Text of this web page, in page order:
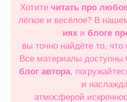
Хотите читать про
лёгкое и весёлое? В
иях и блоге
вы точно найдёте то, что
Все материалы доступны
блог автора,
и
атмосферой